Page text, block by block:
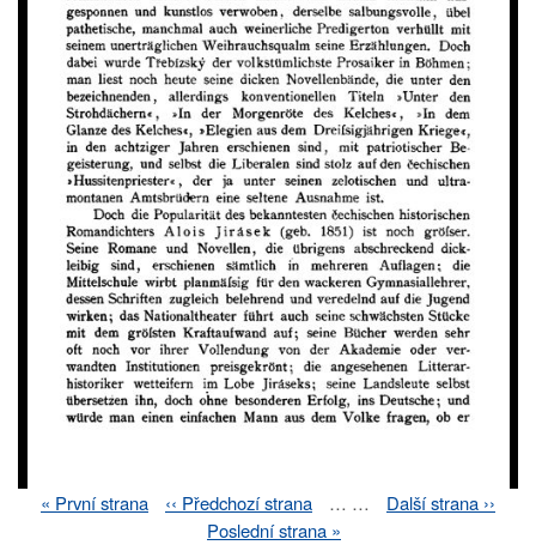
First
« První strana
Previous
‹‹ Předchozí strana … …
Next
Další strana ››
Last
Poslední strana »